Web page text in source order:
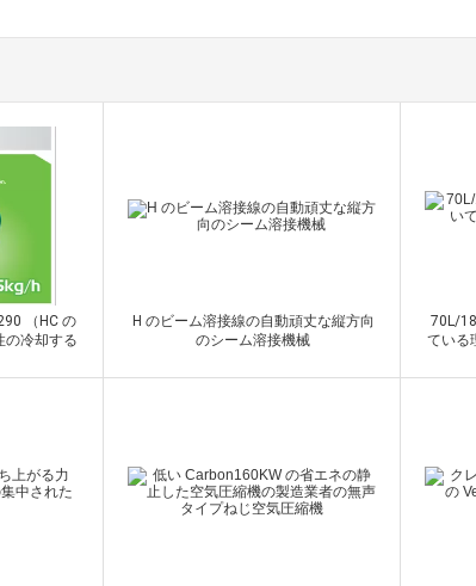
管の熱交換器 油圧
（HC の
の冷却する
H のビーム溶接線の自動頑丈な縦方向
のシーム溶接機械
接触
70L/
ている